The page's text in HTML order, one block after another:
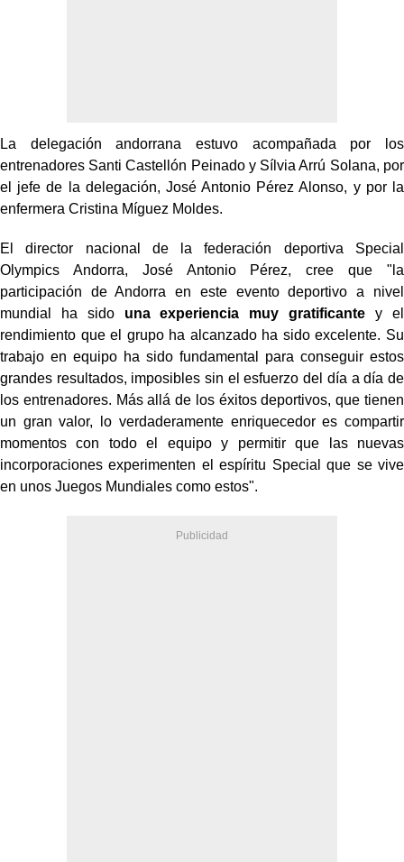
La delegación andorrana estuvo acompañada por los
entrenadores Santi Castellón Peinado y Sílvia Arrú Solana, por
el jefe de la delegación, José Antonio Pérez Alonso, y por la
enfermera Cristina Míguez Moldes.
El director nacional de la federación deportiva Special
Olympics Andorra, José Antonio Pérez, cree que "la
participación de Andorra en este evento deportivo a nivel
mundial ha sido una experiencia muy gratificante y el
rendimiento que el grupo ha alcanzado ha sido excelente. Su
trabajo en equipo ha sido fundamental para conseguir estos
grandes resultados, imposibles sin el esfuerzo del día a día de
los entrenadores. Más allá de los éxitos deportivos, que tienen
un gran valor, lo verdaderamente enriquecedor es compartir
momentos con todo el equipo y permitir que las nuevas
incorporaciones experimenten el espíritu Special que se vive
en unos Juegos Mundiales como estos".